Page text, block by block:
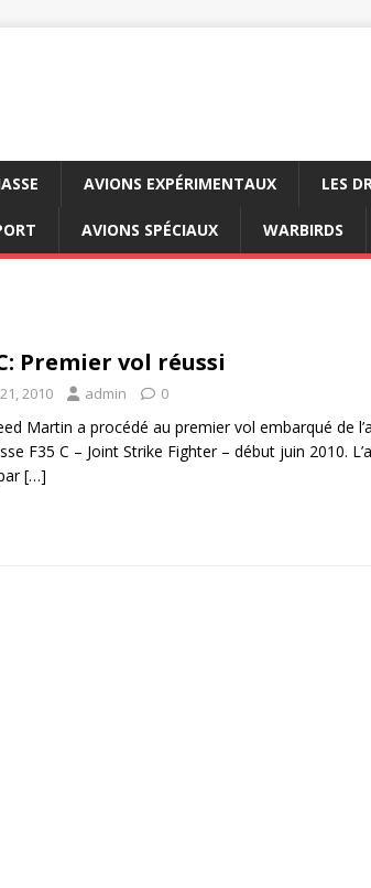
AVIONS EXPÉRIMENTAUX LES
AVIONS SPÉCIAUX WARBIRDS
Premier vol réussi
2010 admin 0
Martin a procédé au premier vol embarqué de
F35 C – Joint Strike Fighter – début juin 2010.
[…]